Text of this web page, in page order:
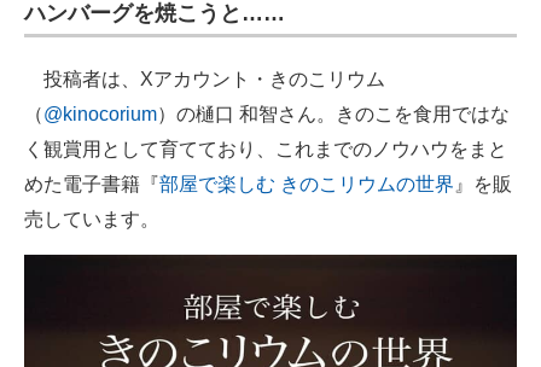
ハンバーグを焼こうと……
投稿者は、Xアカウント・きのこリウム
（@kinocorium）の樋口 和智さん。きのこを食用ではな
く観賞用として育てており、これまでのノウハウをまと
めた電子書籍『部屋で楽しむ きのこリウムの世界 』を販
売しています。